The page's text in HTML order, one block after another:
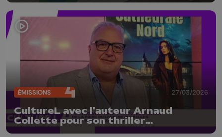
ÉMISSIONS 27/03/2026
CultureL avec l'auteur Arnaud
Collette pour son thriller
"Cathédrale Nord"